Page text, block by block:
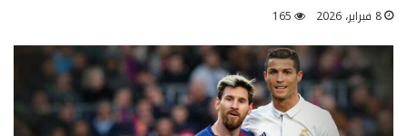
8 فبراير، 2026 165